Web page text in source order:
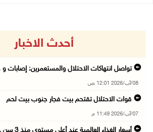
أحدث الاخبار
تواصل انتهاكات الاحتلال والمستعمرين: إصابات و
08/آب/2026 12:01 ص
قوات الاحتلال تقتحم بيت فجار جنوب بيت لحم
07/آب/2026 11:49 م